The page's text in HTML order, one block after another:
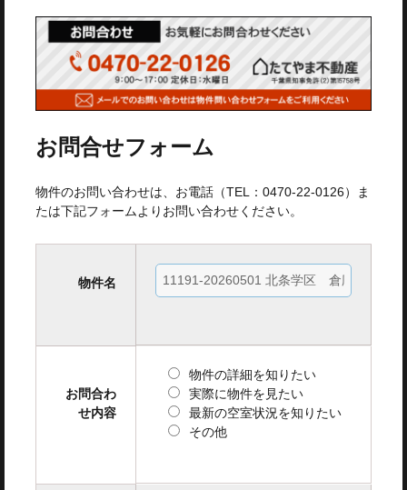
お問合せフォーム
物件のお問い合わせは、お電話（TEL：0470-22-0126）ま
たは下記フォームよりお問い合わせください。
物件名
お問合わ
せ内容
物件の詳細を知りたい
実際に物件を見たい
最新の空室状況を知りたい
その他